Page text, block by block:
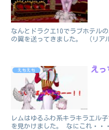
なんとドラクエ10でラブホテル
の翼を送ってきました。 （リア
えちえち えっ
レムはゆるふわ系キラキラエル
を見かけました。 なにこれ・・